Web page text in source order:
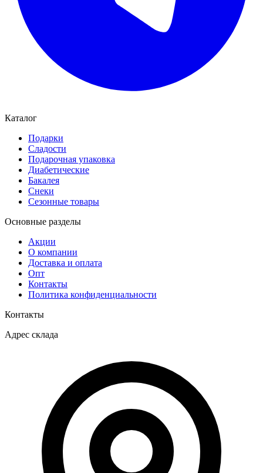
Каталог
Подарки
Сладости
Подарочная упаковка
Диабетические
Бакалея
Снеки
Сезонные товары
Основные разделы
Акции
О компании
Доставка и оплата
Опт
Контакты
Политика конфиденциальности
Контакты
Адрес склада